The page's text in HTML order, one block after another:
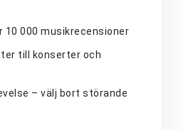
10 000 musikrecensioner
till konserter och
– välj bort störande